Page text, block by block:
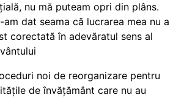
nu mă puteam opri din plâns.
am dat seama că lucrarea mea nu a
corectată în adevăratul sens al
noi de reorganizare pentru
de învățământ care nu au